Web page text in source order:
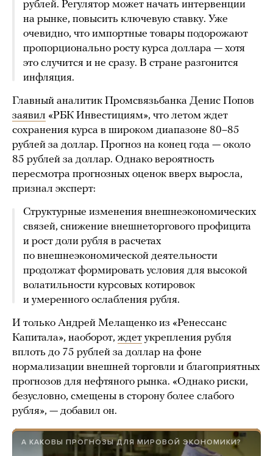
рублей. Регулятор может начать интервенции
на рынке, повысить ключевую ставку. Уже
очевидно, что импортные товары подорожают
пропорционально росту курса доллара — хотя
это случится и не сразу. В стране разгонится
инфляция.
Главный аналитик Промсвязьбанка Денис Попов
заявил «РБК Инвестициям», что летом ждет
сохранения курса в широком диапазоне 80–85
рублей за доллар. Прогноз на конец года — около
85 рублей за доллар. Однако вероятность
пересмотра прогнозных оценок вверх выросла,
признал эксперт:
Структурные изменения внешнеэкономических
связей, снижение внешнеторгового профицита
и рост доли рубля в расчетах
по внешнеэкономической деятельности
продолжат формировать условия для высокой
волатильности курсовых котировок
и умеренного ослабления рубля.
И только Андрей Мелащенко из «Ренессанс
Капитала», наоборот, ждет укрепления рубля
вплоть до 75 рублей за доллар на фоне
нормализации внешней торговли и благоприятных
прогнозов для нефтяного рынка. «Однако риски,
безусловно, смещены в сторону более слабого
рубля», — добавил он.
А КАКОВЫ ПРОГНОЗЫ ДЛЯ МИРОВОЙ ЭКОНОМИКИ?